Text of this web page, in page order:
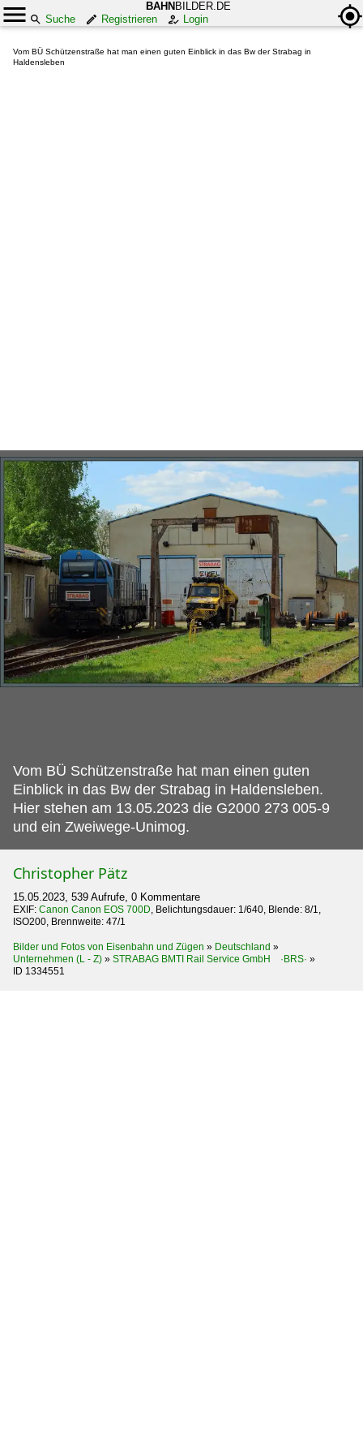
BAHN BILDER.DE
Suche
Registrieren Login
Vom BÜ Schützenstraße hat man einen guten Einblick in das Bw der Strabag in
Haldensleben
Vom BÜ Schützenstraße hat man einen guten
Einblick in das Bw der Strabag in Haldensleben.
Hier stehen am 13.05.2023 die G2000 273 005-9
und ein Zweiwege-Unimog.
Christopher Pätz
15.05.2023, 539 Aufrufe, 0 Kommentare
EXIF: Canon Canon EOS 700D , Belichtungsdauer: 1/640, Blende: 8/1,
ISO200, Brennweite: 47/1
Bilder und Fotos von Eisenbahn und Zügen » Deutschland »
Unternehmen (L - Z) » STRABAG BMTI Rail Service GmbH ·BRS· »
ID 1334551